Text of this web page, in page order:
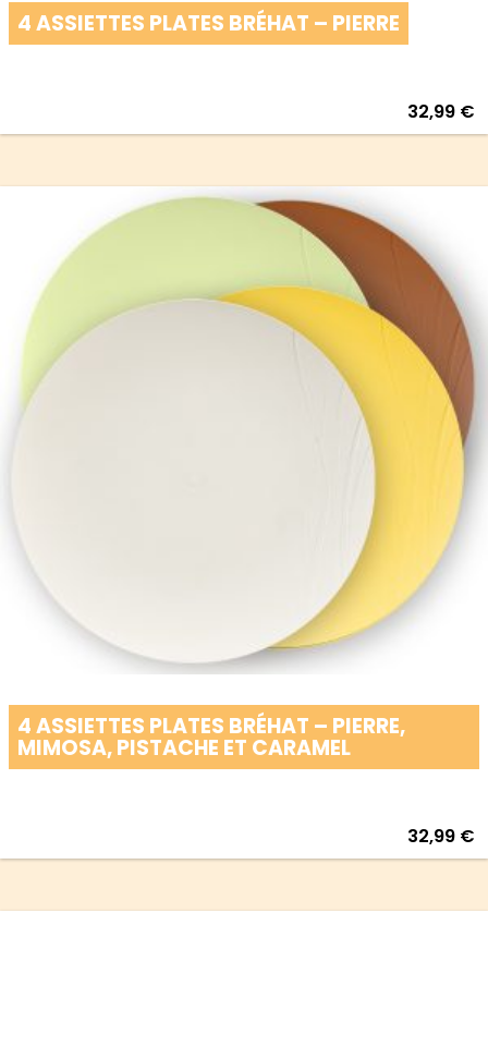
4 ASSIETTES PLATES BRÉHAT – PIERRE
32,99 €
4 ASSIETTES PLATES BRÉHAT – PIERRE,
MIMOSA, PISTACHE ET CARAMEL
32,99 €